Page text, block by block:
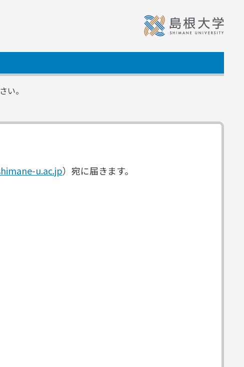
い。
u.ac.jp）宛に届きます。